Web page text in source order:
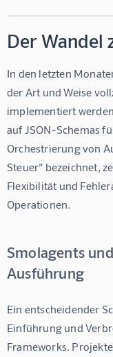
Der Wandel
In den letzten
der Art und Weise
implementiert
auf JSON-Schemas
Orchestrierung von
Steuer" bezeichnet,
Flexibilität und
Operationen.
Smolagents
Ausführung
Ein entscheidender
Einführung und
Frameworks.